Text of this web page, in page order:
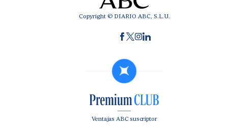
Copyright © DIARIO ABC, S.L.U.
Ventajas ABC suscriptor